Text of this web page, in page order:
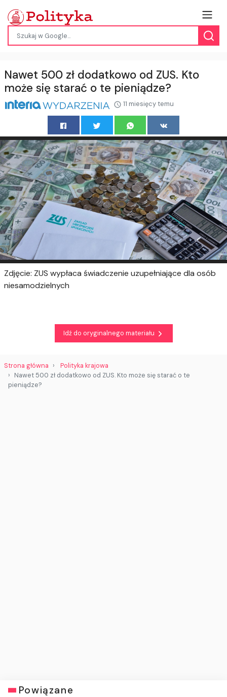
Nawet 500 zł dodatkowo od ZUS. Kto
może się starać o te pieniądze?
11 miesięcy temu
Zdjęcie: ZUS wypłaca świadczenie uzupełniające dla osób
niesamodzielnych
Idź do oryginalnego materiału
Strona główna
Polityka krajowa
Nawet 500 zł dodatkowo od ZUS. Kto może się starać o te
pieniądze?
Powiązane